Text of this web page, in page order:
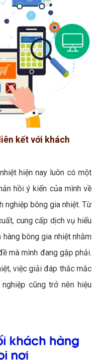
kết với khách
hiện nay luôn có một
hồi ý kiến của mình về
nghiệp bông gia nhiệt. Từ
cung cấp dịch vụ hiểu
bông gia nhiệt nhằm
mà mình đang gặp phải.
việc giải đáp thắc mắc
cũng trở nên hiệu